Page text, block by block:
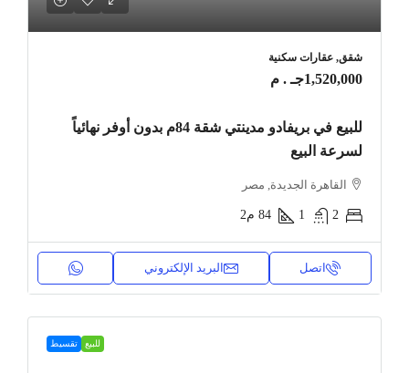
شقق, عقارات سكنية
1,520,000جـ . م
للبيع في بريفادو مدينتي شقة 84م بدون أوفر نهائياً
لسرعة البيع
القاهرة الجديدة, مصر
2
1
84 م2
اتصل البريد الإلكتروني
للبيع تقسيط